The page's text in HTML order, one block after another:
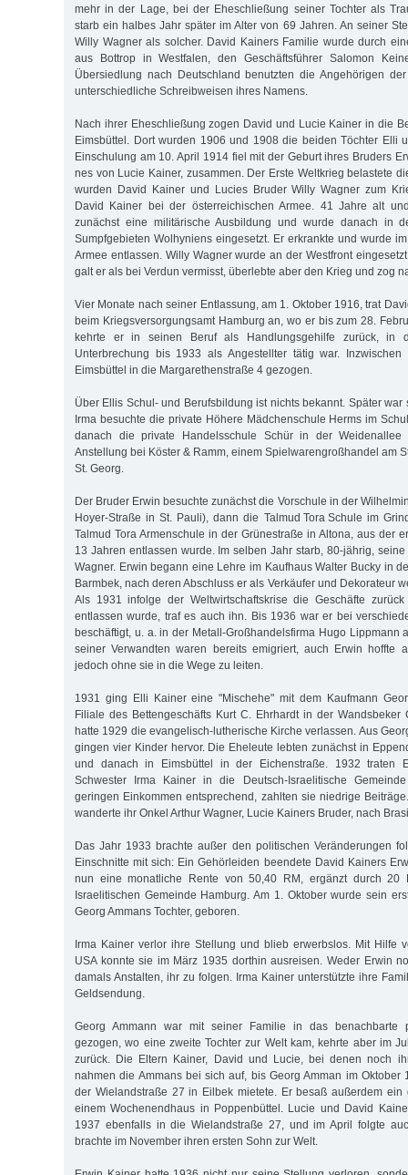
mehr in der Lage, bei der Eheschließung seiner Tochter als
starb ein halbes Jahr später im Alter von 69 Jahren. An seiner
Willy Wagner als solcher. David Kainers Familie wurde durch
aus Bottrop in Westfalen, den Geschäftsführer Salomon
Übersiedlung nach Deutschland benutzten die Angehörigen
unterschiedliche Schreibweisen ihres Namens.
Nach ihrer Eheschließung zogen David und Lucie Kainer in die
Eimsbüttel. Dort wurden 1906 und 1908 die beiden Töchter Elli
Ein­schulung am 10. April 1914 fiel mit der Geburt ihres Bruders
nes von Lucie Kainer, zusammen. Der Erste Weltkrieg belastete
wurden David Kainer und Lucies Bruder Willy Wagner zum
David Kainer bei der österreichischen Armee. 41 Jahre alt
zunächst eine militärische Ausbildung und wurde danach in
Sumpfgebieten Wolhyniens eingesetzt. Er erkrankte und wurde
Armee entlassen. Willy Wagner wurde an der Westfront
galt er als bei Verdun vermisst, überlebte aber den Krieg und zog
Vier Monate nach seiner Entlassung, am 1. Oktober 1916, trat
beim Kriegsversorgungsamt Hamburg an, wo er bis zum 28.
kehrte er in seinen Beruf als Handlungsgehilfe zurück, in
Unterbrechung bis 1933 als Angestellter tätig war.
Eimsbüttel in die Margarethenstraße 4 gezogen.
Über Ellis Schul- und Berufsbildung ist nichts bekannt. Später war
Irma besuchte die private Höhere Mädchenschule Herms im
danach die private Handelsschule Schür in der
Anstellung bei Köster & Ramm, einem Spielwarengroßhandel am
St. Georg.
Der Bruder Erwin besuchte zunächst die Vorschule in der
Hoyer-Straße in St. Pauli), dann die Talmud Tora Schule im
Talmud Tora Armenschule in der Grünestraße in Altona, aus der
13 Jahren entlassen wurde. Im selben Jahr starb, 80-jährig,
Wagner. Erwin begann eine Lehre im Kaufhaus Walter Bucky in
Barmbek, nach deren Abschluss er als Verkäufer und Dekorateur
Als 1931 infolge der Weltwirtschaftskrise die Geschäfte
entlassen wurde, traf es auch ihn. Bis 1936 war er bei
beschäftigt, u. a. in der Metall-Großhandelsfirma Hugo Lippmann
seiner Verwandten waren bereits emigriert, auch Erwin hoffte
jedoch ohne sie in die Wege zu leiten.
1931 ging Elli Kainer eine "Mischehe" mit dem Kaufmann
Filiale des Bettengeschäfts Kurt C. Ehrhardt in der Wandsbeker
hatte 1929 die evangelisch-lutherische Kirche verlassen. Aus
gingen vier Kinder hervor. Die Eheleute lebten zunächst in
und danach in Eimsbüttel in der Eichenstraße. 1932 traten
Schwester Irma Kainer in die Deutsch-Israelitische
geringen Einkommen entsprechend, zahlten sie niedrige
wanderte ihr Onkel Arthur Wagner, Lucie Kainers Bruder, nach
Das Jahr 1933 brachte außer den politischen Veränderungen
Einschnitte mit sich: Ein Gehörleiden beendete David Kainers
nun eine monatliche Rente von 50,40 RM, ergänzt durch 20
Israelitischen Gemeinde Hamburg. Am 1. Oktober wurde sein
Georg Ammans Tochter, geboren.
Irma Kainer verlor ihre Stellung und blieb erwerbslos. Mit Hilfe
USA konnte sie im März 1935 dorthin ausreisen. Weder Erwin
damals Anstalten, ihr zu folgen. Irma Kainer unterstützte ihre
Geldsendung.
Georg Ammann war mit seiner Familie in das benachbarte
gezogen, wo eine zweite Tochter zur Welt kam, kehrte aber im
zurück. Die Eltern Kainer, David und Lucie, bei denen noch
nahmen die Ammans bei sich auf, bis Georg Amman im Oktober
der Wielandstraße 27 in Eilbek mietete. Er besaß außerdem ein
einem Wochenendhaus in Poppenbüttel. Lucie und David
1937 ebenfalls in die Wielandstraße 27, und im April folgte
brachte im November ihren ersten Sohn zur Welt.